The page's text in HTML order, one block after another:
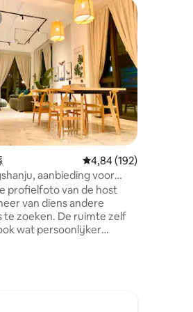
4,99 uit 5, 73 recensies
Gemiddelde
4,84 (192)
aanbieding voor
/ villa met
/ barbecue,
KTV, 3 minuten lopen van
/ maximaal 18 personen
profielfoto van de host
van diens andere
De ruimte zelf
wat persoonlijker
dat je mij ook met
kunt behandelen. Maak